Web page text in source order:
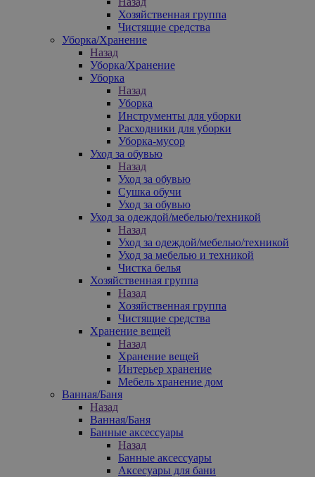
Хозяйственная группа
Чистящие средства
Уборка/Хранение
Назад
Уборка/Хранение
Уборка
Назад
Уборка
Инструменты для уборки
Расходники для уборки
Уборка-мусор
Уход за обувью
Назад
Уход за обувью
Сушка обучи
Уход за обувью
Уход за одеждой/мебелью/техникой
Назад
Уход за одеждой/мебелью/техникой
Уход за мебелью и техникой
Чистка белья
Хозяйственная группа
Назад
Хозяйственная группа
Чистящие средства
Хранение вещей
Назад
Хранение вещей
Интерьер хранение
Мебель хранение дом
Ванная/Баня
Назад
Ванная/Баня
Банные аксессуары
Назад
Банные аксессуары
Аксесуары для бани